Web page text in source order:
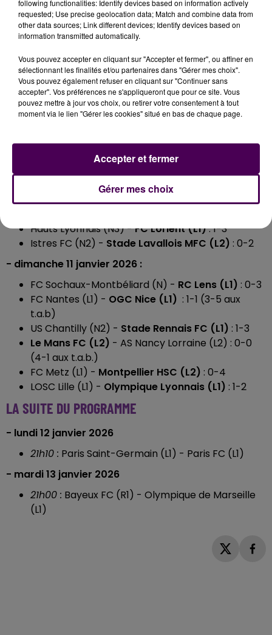
- samedi 10 janvier 2026 :
US Orléans LF (N) -AS Monaco FC (L1): 1-3
Montreuil FC (R1) -Amiens SC (L2): 2-4
t.a.b.)
SC Bastia (L2) -ESTAC Troyes (L2)
RC Strasbourg Alsace
Le Puy F43A (N) -Stade de Reims (L2): 0-0 (0-3
Hauts Lyonnais (N3) -FC Lorient (L1): 1-3
Istres FC (N2) - Stade Lavallois MFC (L2) : 0-2
- dimanche 11 janvier 2026 :
FC Sochaux-Montbéliard (N) - RC Lens (L1) : 0-3
FC Nantes (L1) - OGC Nice (L1) : 1-1 (3-5 aux
t.a.b)
US Chantilly (N2) - Stade Rennais FC (L1) : 1-3
Le Mans FC (L2) - AS Nancy Lorraine (L2) : 0-0
(4-1 aux t.a.b.)
FC Metz (L1) - Montpellier HSC (L2) : 0-4
LOSC Lille (L1) - Olympique Lyonnais (L1) : 1-2
LA SUITE DU PROGRAMME
- lundi 12 janvier 2026
21h10 : Paris Saint-Germain (L1) - Paris FC (L1)
- mardi 13 janvier 2026
21h00 : Bayeux FC (R1) - Olympique de Marseille
(L1)
following functionalities: Identify devices based on information actively
requested; Use precise geolocation data; Match and combine data from
other data sources; Link different devices; Identify devices based on
information transmitted automatically.
Vous pouvez accepter en cliquant sur "Accepter et fermer", ou affiner en
sélectionnant les finalités et/ou partenaires dans "Gérer mes choix".
Vous pouvez également refuser en cliquant sur "Continuer sans
accepter". Vos préférences ne s'appliqueront que pour ce site. Vous
pouvez mettre à jour vos choix, ou retirer votre consentement à tout
moment via le lien "Gérer les cookies" situé en bas de chaque page.
Gérer mes choix
Accepter et fermer